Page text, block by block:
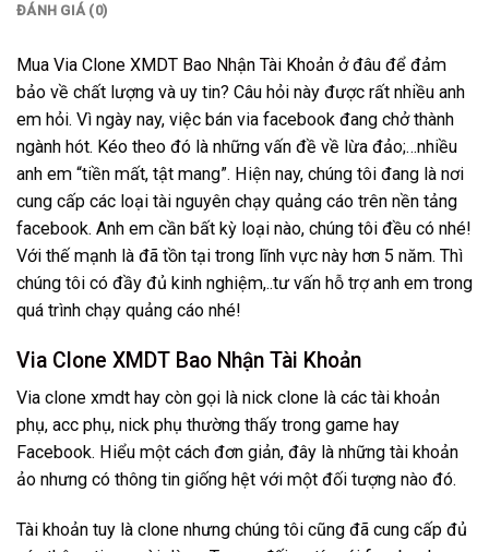
ĐÁNH GIÁ (0)
Mua Via Clone XMDT Bao Nhận Tài Khoản ở đâu để đảm
bảo về chất lượng và uy tin? Câu hỏi này được rất nhiều anh
em hỏi. Vì ngày nay, việc bán via facebook đang chở thành
ngành hót. Kéo theo đó là những vấn đề về lừa đảo;…nhiều
anh em “tiền mất, tật mang”. Hiện nay, chúng tôi đang là nơi
cung cấp các loại tài nguyên chạy quảng cáo trên nền tảng
facebook. Anh em cần bất kỳ loại nào, chúng tôi đều có nhé!
Với thế mạnh là đã tồn tại trong lĩnh vực này hơn 5 năm. Thì
chúng tôi có đầy đủ kinh nghiệm,..tư vấn hỗ trợ anh em trong
quá trình chạy quảng cáo nhé!
Via Clone XMDT Bao Nhận Tài Khoản
Via clone xmdt hay còn gọi là nick clone là các tài khoản
phụ, acc phụ, nick phụ thường thấy trong game hay
Facebook. Hiểu một cách đơn giản, đây là những tài khoản
ảo nhưng có thông tin giống hệt với một đối tượng nào đó.
Tài khoản tuy là clone nhưng chúng tôi cũng đã cung cấp đủ